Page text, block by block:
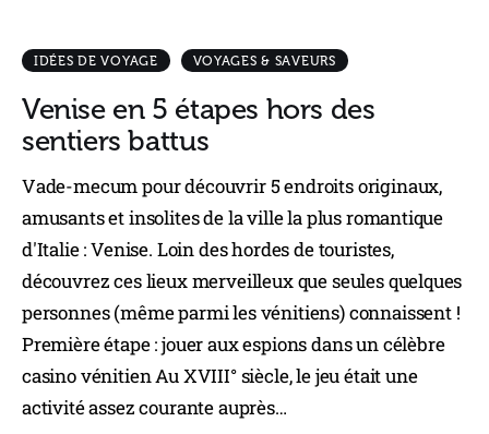
IDÉES DE VOYAGE VOYAGES & SAVEURS
Venise en 5 étapes hors des
sentiers battus
Vade-mecum pour découvrir 5 endroits originaux,
amusants et insolites de la ville la plus romantique
d'Italie : Venise. Loin des hordes de touristes,
découvrez ces lieux merveilleux que seules quelques
personnes (même parmi les vénitiens) connaissent !
Première étape : jouer aux espions dans un célèbre
casino vénitien Au XVIII° siècle, le jeu était une
activité assez courante auprès…